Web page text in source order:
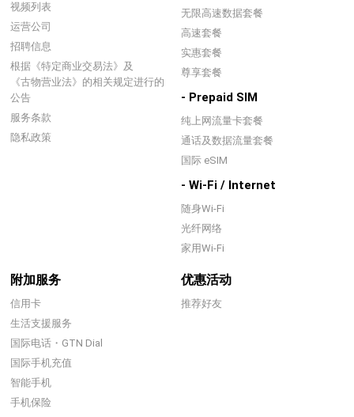
视频列表
运营公司
招聘信息
根据《特定商业交易法》及
《古物营业法》的相关规定进行的
公告
服务条款
隐私政策
无限高速数据套餐
高速套餐
实惠套餐
尊享套餐
- Prepaid SIM
纯上网流量卡套餐
通话及数据流量套餐
国际 eSIM
- Wi-Fi / Internet
随身Wi-Fi
光纤网络
家用Wi-Fi
附加服务
信用卡
生活支援服务
国际电话・GTN Dial
国际手机充值
智能手机
手机保险
优惠活动
推荐好友